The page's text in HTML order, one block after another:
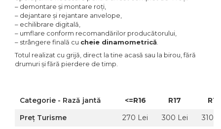
– demontare și montare roți,
– dejantare și rejantare anvelope,
– echilibrare digitală,
– umflare conform recomandărilor producătorului,
– strângere finală cu cheie dinamometrică
Totul realizat cu grijă, direct la tine acasă sau la birou, fără
drumuri și fără pierdere de timp.
Categorie - Rază jantă <=R16 R17
R18
Preț Turisme
270 Lei 300 Lei
310